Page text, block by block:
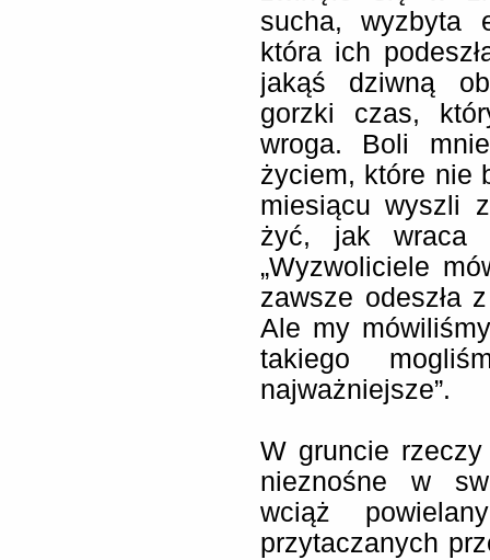
sucha, wyzbyta
która ich
jakąś dziwną
gorzki czas,
wroga. Boli
życiem, które nie
miesiącu wyszli
żyć, jak wraca
„Wyzwoliciele
zawsze odeszła
Ale my
takiego
najważniejsze”.
W gruncie
nieznośne w
wciąż
przytaczanych